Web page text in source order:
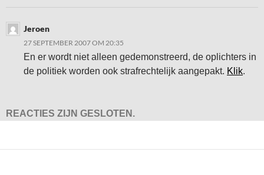
Jeroen
27 SEPTEMBER 2007 OM 20:35
En er wordt niet alleen gedemonstreerd, de oplichters in
de politiek worden ook strafrechtelijk aangepakt. Klik.
REACTIES ZIJN GESLOTEN.